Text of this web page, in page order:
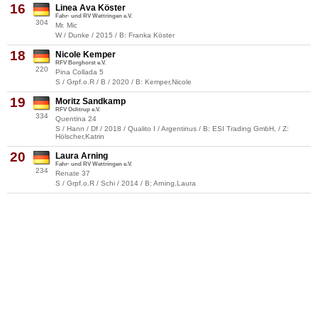
16
304
Linea Ava Köster
Fahr- und RV Wettringen e.V.
Mr. Mic
W / Dunke / 2015 / B: Franka Köster
18
220
Nicole Kemper
RFV Borghorst e.V.
Pina Collada 5
S / Grpf.o.R / B / 2020 / B: Kemper,Nicole
19
334
Moritz Sandkamp
RFV Ochtrup e.V.
Quentina 24
S / Hann / Df / 2018 / Qualito I / Argentinus / B: ESI Trading GmbH, / Z:
Hölscher,Katrin
20
234
Laura Arning
Fahr- und RV Wettringen e.V.
Renate 37
S / Grpf.o.R / Schi / 2014 / B: Arning,Laura